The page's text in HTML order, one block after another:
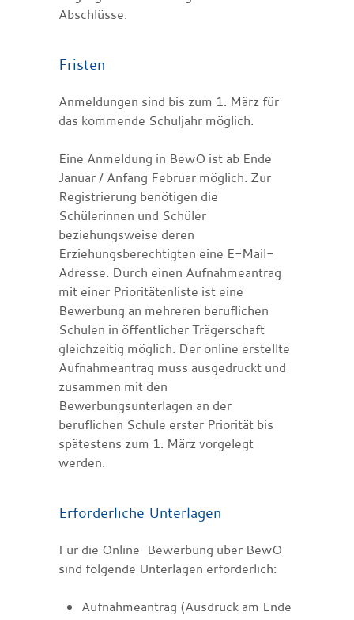
Abschlüsse.
Fristen
Anmeldungen sind bis zum 1. März für
das kommende Schuljahr möglich.
Eine Anmeldung in BewO ist ab Ende
Januar / Anfang Februar möglich. Zur
Registrierung benötigen die
Schülerinnen und Schüler
beziehungsweise deren
Erziehungsberechtigten eine E-Mail-
Adresse. Durch einen Aufnahmeantrag
mit einer Prioritätenliste ist eine
Bewerbung an mehreren beruflichen
Schulen in öffentlicher Trägerschaft
gleichzeitig möglich. Der online erstellte
Aufnahmeantrag muss ausgedruckt und
zusammen mit den
Bewerbungsunterlagen an der
beruflichen Schule erster Priorität bis
spätestens zum 1. März vorgelegt
werden.
Erforderliche Unterlagen
Für die Online-Bewerbung über BewO
sind folgende Unterlagen erforderlich:
Aufnahmeantrag (Ausdruck am Ende